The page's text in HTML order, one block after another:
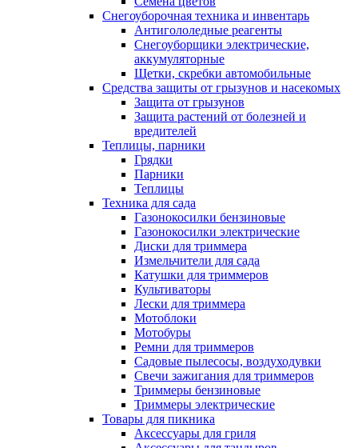
Снегоуборочная техника и инвентарь
Антигололедные реагенты
Снегоуборщики электрические,
аккумуляторные
Щетки, скребки автомобильные
Средства защиты от грызунов и насекомых
Защита от грызунов
Защита растений от болезней и
вредителей
Теплицы, парники
Грядки
Парники
Теплицы
Техника для сада
Газонокосилки бензиновые
Газонокосилки электрические
Диски для триммера
Измельчители для сада
Катушки для триммеров
Культиваторы
Лески для триммера
Мотоблоки
Мотобуры
Ремни для триммеров
Садовые пылесосы, воздуходувки
Свечи зажигания для триммеров
Триммеры бензиновые
Триммеры электрические
Товары для пикника
Аксессуары для гриля